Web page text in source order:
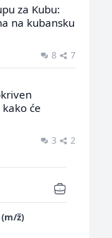
za Kubu:
na kubansku
8 7
će
3 2
ž)